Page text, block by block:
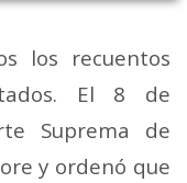
los recuentos
El 8 de
Suprema de
y ordenó que